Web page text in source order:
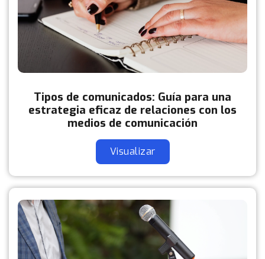
Tipos de comunicados: Guía para una
estrategia eficaz de relaciones con los
medios de comunicación
Visualizar